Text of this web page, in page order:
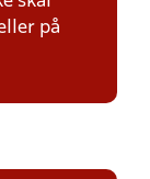
på